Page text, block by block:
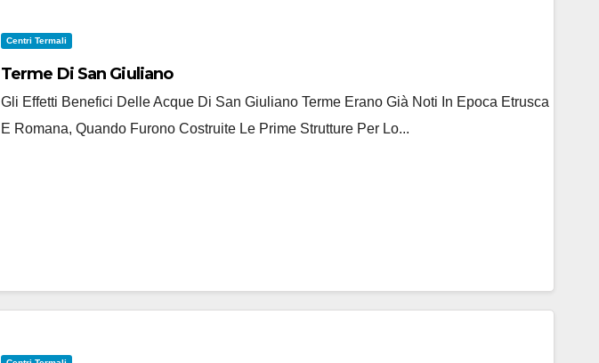
Centri Termali
Terme Di San Giuliano
Gli Effetti Benefici Delle Acque Di San Giuliano Terme Erano Già Noti In Epoca Etrusca
E Romana, Quando Furono Costruite Le Prime Strutture Per Lo...